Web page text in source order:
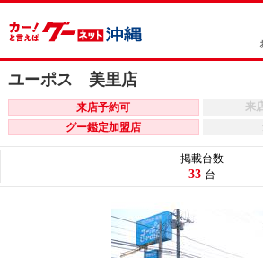
ユーポス 美里店
来店予約可
来
グー鑑定加盟店
掲載台数
33 台